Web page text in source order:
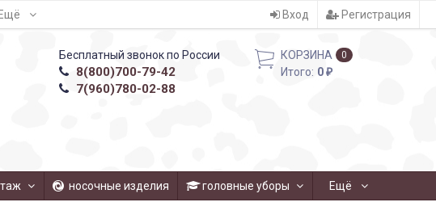
Ещё Вход Регистрация
Бесплатный звонок по России
8(800)700-79-42
7(960)780-02-88
КОРЗИНА 0
Итого: 0₽
носочные изделия головные уборы Ещё